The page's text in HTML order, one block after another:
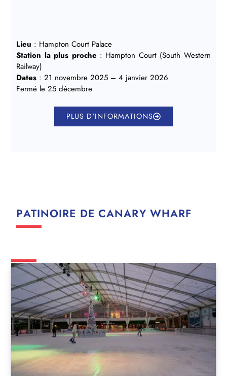
Lieu : Hampton Court Palace
Station la plus proche : Hampton Court (South Western
Railway)
Dates : 21 novembre 2025 – 4 janvier 2026
Fermé le 25 décembre
PLUS D'INFORMATIONS
PATINOIRE DE CANARY WHARF